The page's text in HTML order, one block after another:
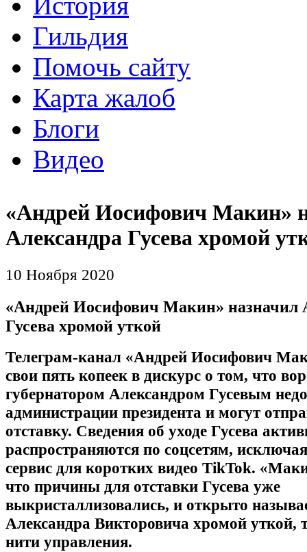
Гильдия
Помочь сайту
Карта жалоб
Блоги
Видео
«Андрей Иосифович Макин»
Александра Гусева хромой
10 Ноября 2020
«Андрей Иосифович Макин» назначил
Гусева хромой уткой
Телеграм-канал «Андрей Иосифович
свои пять копеек в дискурс о том, что
губернатором Александром Гусевым
администрации президента и могут
отставку. Сведения об уходе Гусева
распространяются по соцсетям,
сервис для коротких видео TikTok.
что причины для отставки Гусева уже
выкристаллизовались, и открыто
Александра Викторовича хромой уткой,
нити управления.